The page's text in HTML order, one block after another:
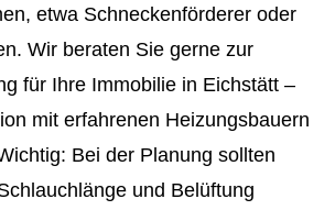
etwa Schneckenförderer oder
Wir beraten Sie gerne zur
für Ihre Immobilie in Eichstätt –
mit erfahrenen Heizungsbauern
Bei der Planung sollten
und Belüftung